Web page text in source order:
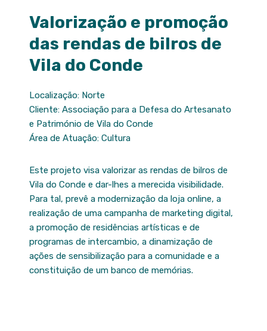
Valorização e promoção
das rendas de bilros de
Vila do Conde
Localização: Norte
Cliente: Associação para a Defesa do Artesanato
e Património de Vila do Conde
Área de Atuação: Cultura
Este projeto visa valorizar as rendas de bilros de
Vila do Conde e dar-lhes a merecida visibilidade.
Para tal, prevê a modernização da loja online, a
realização de uma campanha de marketing digital,
a promoção de residências artísticas e de
programas de intercambio, a dinamização de
ações de sensibilização para a comunidade e a
constituição de um banco de memórias.